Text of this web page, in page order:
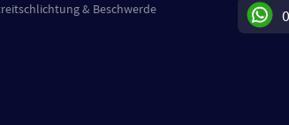
& Beschwerde